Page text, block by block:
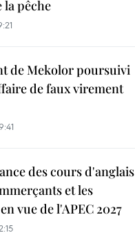
pêche
de Mekolor poursuivi
de faux virement
des cours d'anglais
et les
vue de l'APEC 2027